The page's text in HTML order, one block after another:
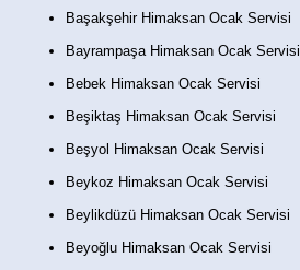
Başakşehir Himaksan Ocak Servisi
Bayrampaşa Himaksan Ocak Servisi
Bebek Himaksan Ocak Servisi
Beşiktaş Himaksan Ocak Servisi
Beşyol Himaksan Ocak Servisi
Beykoz Himaksan Ocak Servisi
Beylikdüzü Himaksan Ocak Servisi
Beyoğlu Himaksan Ocak Servisi